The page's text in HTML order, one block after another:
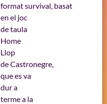
format survival, basat
en el joc
de taula
Home
Llop
de Castronegre,
que es va
dur a
terme a la